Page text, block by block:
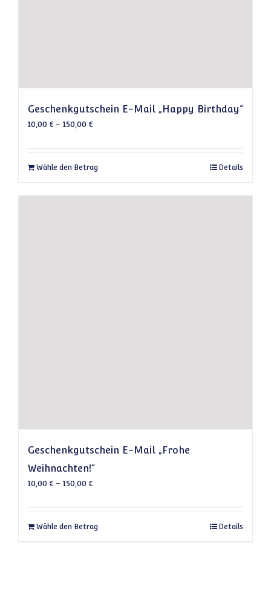
Geschenkgutschein E-Mail „Happy Birthday“
10,00 €– 150,00 €
Wähle den Betrag Dieses Produkt weist mehrere Varianten
Details
Geschenkgutschein E-Mail „Frohe
Weihnachten!“
10,00 €– 150,00 €
Wähle den Betrag Dieses Produkt weist mehrere Varianten
Details